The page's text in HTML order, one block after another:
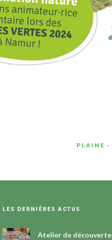
PLAINE ·
LES DERNIÈRES ACTUS
Atelier de découverte